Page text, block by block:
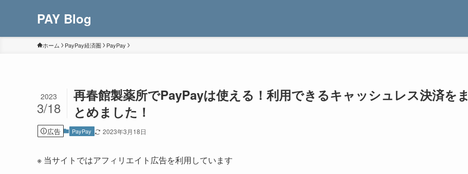
PAY Blog
ホーム PayPay経済圏 PayPay
再春館製薬所でPayPayは使える！利用できるキャッシュレス決済をま
とめました！
2023
3/18
広告 PayPay 2023年3月18日
※ 当サイトではアフィリエイト広告を利用しています